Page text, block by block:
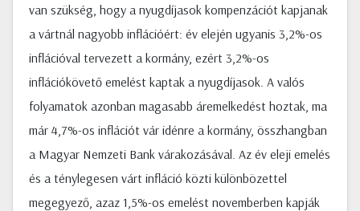
van szükség, hogy a nyugdíjasok kompenzációt kapjanak
a vártnál nagyobb inflációért: év elején ugyanis 3,2%-os
inflációval tervezett a kormány, ezért 3,2%-os
inflációkövető emelést kaptak a nyugdíjasok. A valós
folyamatok azonban magasabb áremelkedést hoztak, ma
már 4,7%-os inflációt vár idénre a kormány, összhangban
a Magyar Nemzeti Bank várakozásával. Az év eleji emelés
és a ténylegesen várt infláció közti különbözettel
megegyező, azaz 1,5%-os emelést novemberben kapják